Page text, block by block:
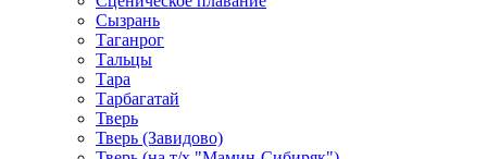
Сызрань
Таганрог
Тальцы
Тара
Тарбагатай
Тверь
Тверь (Завидово)